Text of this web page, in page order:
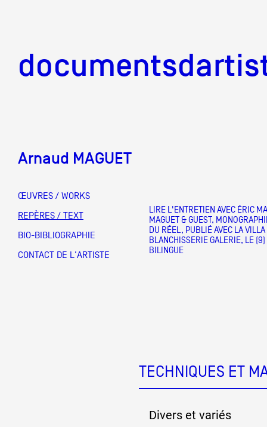
Mission
Équipe
Actions
Arnaud MAGUET
ŒUVRES / WORKS
REPÈRES / TEXT
BIO-BIBLIOGRAPHIE
CONTACT DE L'ARTISTE
LIRE L'ENTRETIEN AVEC ÉRIC
MAGUET & GUEST,
DU RÉEL, PUBLIÉ AVEC LA
BLANCHISSERIE GALERIE, LE
BILINGUE
TECHNIQUES ET
Divers et variés